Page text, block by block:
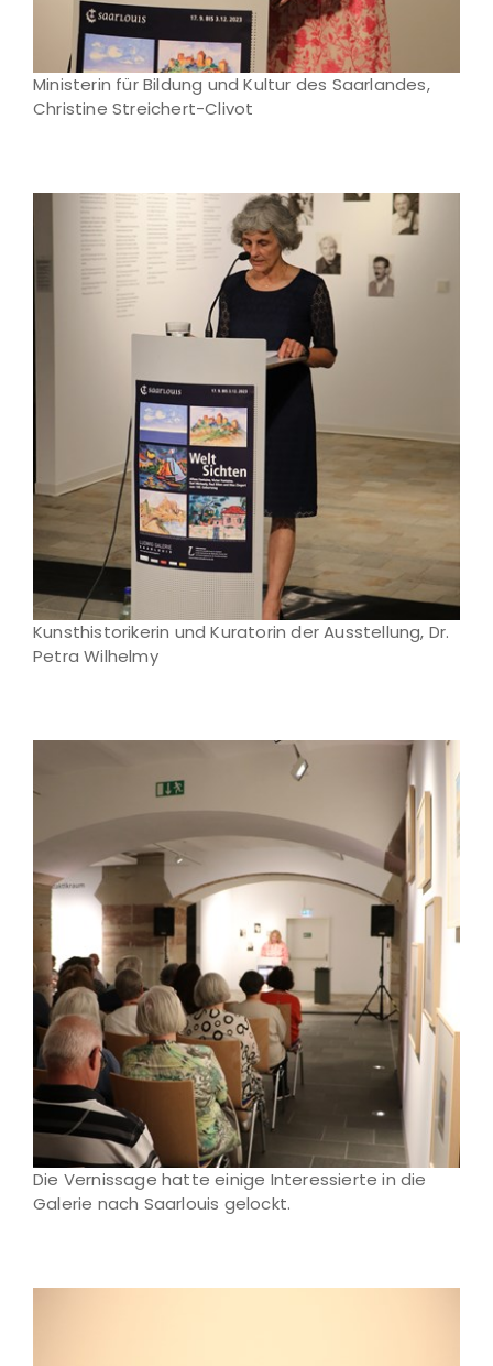
Ministerin für Bildung und Kultur des Saarlandes,
Christine Streichert-Clivot
Kunsthistorikerin und Kuratorin der Ausstellung, Dr.
Petra Wilhelmy
Die Vernissage hatte einige Interessierte in die
Galerie nach Saarlouis gelockt.